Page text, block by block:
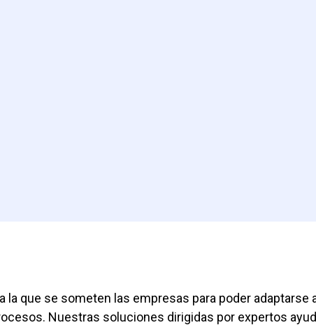
la que se someten las empresas para poder adaptarse
Nuestras soluciones dirigidas por expertos